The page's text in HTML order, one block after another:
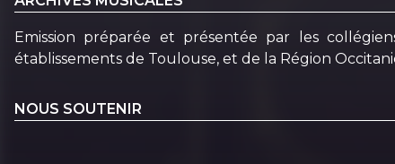
Emission préparée et présentée par les
établissements de Toulouse, et de la Région
NOUS SOUTENIR